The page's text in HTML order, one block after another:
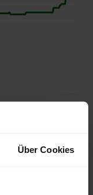
Über Cookies